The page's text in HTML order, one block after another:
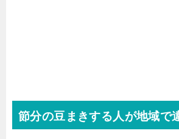
節分の豆まきする人が地域で